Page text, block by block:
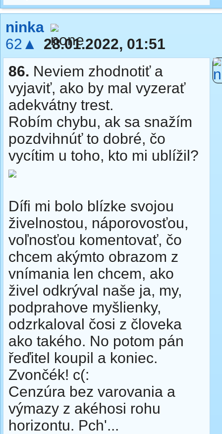
ninka
62▲
28.01.2022, 01:51
86. Neviem zhodnotiť a
vyjaviť, ako by mal vyzerať
adekvátny trest.
Robím chybu, ak sa snažím
pozdvihnúť to dobré, čo
vycítim u toho, kto mi ublížil?
Dífi mi bolo blízke svojou
živelnostou, náporovosťou,
voľnosťou komentovať, čo
chcem akýmto obrazom z
vnímania len chcem, ako
živel odkrýval naše ja, my,
podprahove myšlienky,
odzrkaloval čosi z človeka
ako takého. No potom pán
řeďitel koupil a koniec.
Zvončék! c(:
Cenzúra bez varovania a
výmazy z akéhosi rohu
horizontu. Pch'...